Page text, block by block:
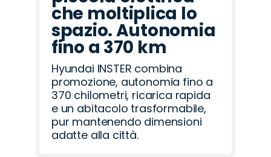
che moltiplica lo
spazio. Autonomia
fino a 370 km
Hyundai INSTER combina
promozione, autonomia fino a
370 chilometri, ricarica rapida
e un abitacolo trasformabile,
pur mantenendo dimensioni
adatte alla città.